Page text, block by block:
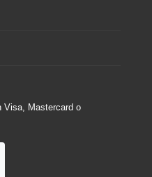
Visa, Mastercard o